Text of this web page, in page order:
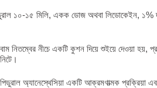
১০-১৫ মিলি, একক ডোজ অথবা লিডোকেইন, ১%
নিতম্বের নীচে একটি কুশন দিয়ে শুইয়ে দেওয়া হয়,
অ্যানেস্থেসিয়া একটি আক্রমণাত্মক প্রক্রিয়া